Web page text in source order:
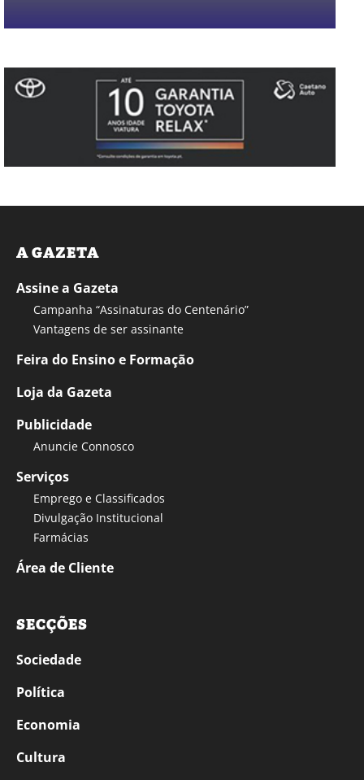
A GAZETA
Assine a Gazeta
Campanha “Assinaturas do Centenário”
Vantagens de ser assinante
Feira do Ensino e Formação
Loja da Gazeta
Publicidade
Anuncie Connosco
Serviços
Emprego e Classificados
Divulgação Institucional
Farmácias
Área de Cliente
SECÇÕES
Sociedade
Política
Economia
Cultura